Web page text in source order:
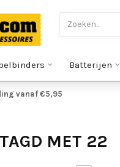
Batterijen
vanaf €5,95
MET 22